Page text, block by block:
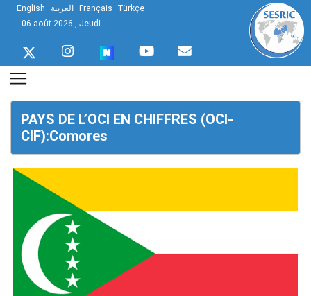
English العربية Français Türkçe
06 août 2026 , Jeudi
PAYS DE L’OCI EN CHIFFRES (OCI-
CIF):Comores